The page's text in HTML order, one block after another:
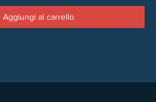
Aggiungi al carrello